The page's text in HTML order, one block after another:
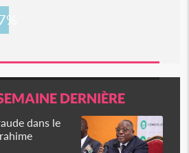
DERNIÈRE
dans le